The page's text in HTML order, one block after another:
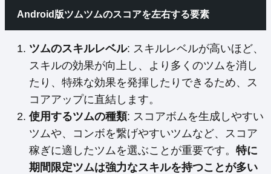
Android版ツムツムのスコアを左右する要素
ツムのスキルレベル: スキルレベルが高いほど、
スキルの効果が向上し、より多くのツムを消し
たり、特殊な効果を発揮したりできるため、ス
コアアップに直結します。
使用するツムの種類: スコアボムを生成しやすい
ツムや、コンボを繋げやすいツムなど、スコア
稼ぎに適したツムを選ぶことが重要です。 特に
期間限定ツムは強力なスキルを持つことが多い